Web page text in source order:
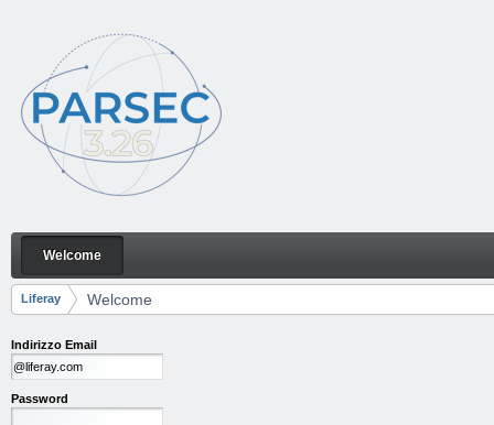
Welcome
Navigazione
Welcome
Breadcrumb
Liferay Welcome
Indirizzo Email
Password